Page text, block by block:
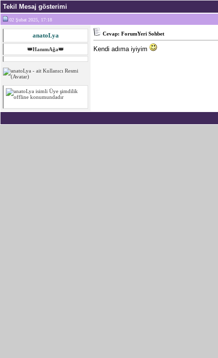
Tekil Mesaj gösterimi
02 Şubat 2025, 17:18
anatoLya
👑HanımAğa👑
Cevap: ForumYeri Sohbet
Kendi adıma iyiyim